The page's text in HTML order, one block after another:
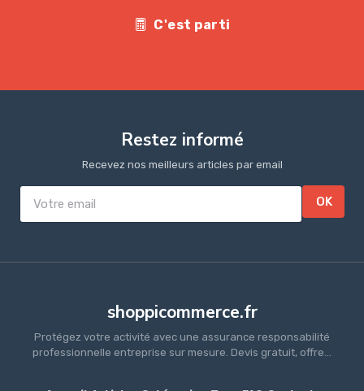
C'est parti
Restez informé
Recevez nos meilleurs articles par email
OK
shoppicommerce.fr
Protégez votre activité avec une assurance responsabilité
professionnelle entreprise sur mesure. Devis gratuit, offre...